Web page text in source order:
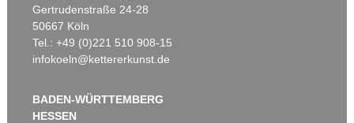
Gertrudenstraße 24-28
50667 Köln
Tel.: +49 (0)221 510 908-15
infokoeln@kettererkunst.de
BADEN-WÜRTTEMBERG
HESSEN